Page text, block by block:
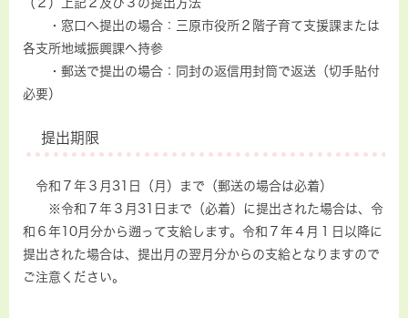
・窓口へ提出の場合：三原市役所２階子育て支援課または
各支所地域振興課へ持参
・郵送で提出の場合：同封の返信用封筒で返送（切手貼付
必要）
提出期限
令和７年３月31日（月）まで（郵送の場合は必着）
※令和７年３月31日まで（必着）に提出された場合は、令
和６年10月分から遡って支給します。令和７年４月１日以降に
提出された場合は、提出月の翌月分からの支給となりますので
ご注意ください。